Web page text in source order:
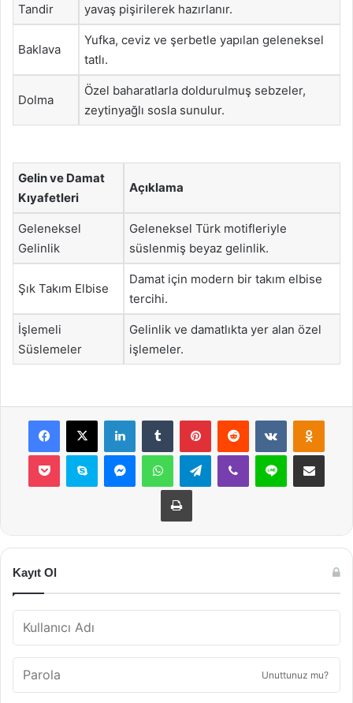
Tandir
yavaş pişirilerek hazırlanır.
Baklava
Yufka, ceviz ve şerbetle yapılan geleneksel
tatlı.
Dolma
Özel baharatlarla doldurulmuş sebzeler,
zeytinyağlı sosla sunulur.
Gelin ve Damat
Kıyafetleri
Açıklama
Geleneksel
Gelinlik
Geleneksel Türk motifleriyle
süslenmiş beyaz gelinlik.
Şık Takım Elbise
Damat için modern bir takım elbise
tercihi.
İşlemeli
Süslemeler
Gelinlik ve damatlıkta yer alan özel
işlemeler.
Facebook
X LinkedInTumblr PinterestReddit VKontakte
Pocket Skype MessengerWhatsAppTelegramViber Line E-Posta ile
Yazdır
Kayıt Ol
Unuttunuz mu?